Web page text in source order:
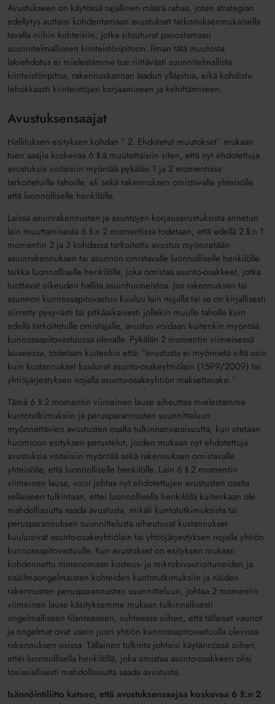
Avustukseen on käytössä rajallinen määrä rahaa, joten strategian
edellytys auttaisi kohdentamaan avustukset tarkoituksenmukaisella
tavalla niihin kohteisiin, jotka sitoutuvat panostamaan
suunnitelmalliseen kiinteistönpitoon. Ilman tätä muutosta
lakiehdotus ei mielestämme tue riittävästi suunnitelmallista
kiinteistönpitoa, rakennuskannan laadun ylläpitoa, eikä kohdistu
tehokkaasti kiinteistöjen korjaamiseen ja kehittämiseen.
Avustuksensaajat
Hallituksen esityksen kohdan ” 2. Ehdotetut muutokset” mukaan
tuen saajia koskevaa 6 §:ä muutettaisiin siten, että nyt ehdotettuja
avustuksia voitaisiin myöntää pykälän 1 ja 2 momentissa
tarkoitetuille tahoille, eli sekä rakennuksen omistavalle yhteisölle
että luonnolliselle henkilölle.
Laissa asuinrakennusten ja asuntojen korjausavustuksista annetun
lain muuttamisesta 6 §:n 2 momentissa todetaan, että edellä 2 §:n 1
momentin 2 ja 3 kohdassa tarkoitettu avustus myönnetään
asuinrakennuksen tai asunnon omistavalle luonnolliselle henkilölle
taikka luonnolliselle henkilölle, joka omistaa asunto-osakkeet, jotka
tuottavat oikeuden hallita asuinhuoneistoa. Jos rakennuksen tai
asunnon kunnossapitovastuu kuuluu lain nojalla tai se on kirjallisesti
siirretty pysyvästi tai pitkäaikaisesti jollekin muulle taholle kuin
edellä tarkoitetulle omistajalle, avustus voidaan kuitenkin myöntää
kunnossapitovastuussa olevalle. Pykälän 2 momentin viimeisessä
lauseessa, todetaan kuitenkin että: ”avustusta ei myönnetä siltä osin
kuin kustannukset kuuluvat asunto-osakeyhtiölain (1599/2009) tai
yhtiöjärjestyksen nojalla asunto-osakeyhtiön maksettavaksi.”
Tämä 6 § 2 momentin viimeinen lause aiheuttaa mielestämme
kuntotutkimuksiin ja perusparannusten suunnitteluun
myönnettävien avustusten osalta tulkinnanvaraisuutta, kun otetaan
huomioon esityksen perustelut, joiden mukaan nyt ehdotettuja
avustuksia voitaisiin myöntää sekä rakennuksen omistavalle
yhteisölle, että luonnolliselle henkilölle. Lain 6 § 2 momentin
viimeinen lause, voisi johtaa nyt ehdotettujen avustusten osalta
sellaiseen tulkintaan, ettei luonnollisella henkilöllä kuitenkaan ole
mahdollisuutta saada avustusta, mikäli kuntotutkimuksista tai
perusparannuksen suunnittelusta aiheutuvat kustannukset
kuuluisivat asunto-osakeyhtiölain tai yhtiöjärjestyksen nojalla yhtiön
kunnossapitovastuulle. Kun avustukset on esityksen mukaan
kohdennettu nimenomaan kosteus- ja mikrobivaurioituneiden ja
sisäilmaongelmaisten kohteiden kuntotutkimuksiin ja näiden
rakennusten perusparannusten suunnitteluun, johtaa 2 momentin
viimeinen lause käsityksemme mukaan tulkinnallisesti
ongelmalliseen tilanteeseen, suhteessa siihen, että tällaiset vauriot
ja ongelmat ovat usein juuri yhtiön kunnossapitovastuulla olevissa
rakennuksen osissa. Tällainen tulkinta johtaisi käytännössä siihen,
ettei luonnollisella henkilöllä, joka omistaa asunto-osakkeen olisi
tosiasiallisesti mahdollisuutta saada avustusta.
Isännöintiliitto katsoo, että avustuksensaajaa koskevaa 6 §:n 2